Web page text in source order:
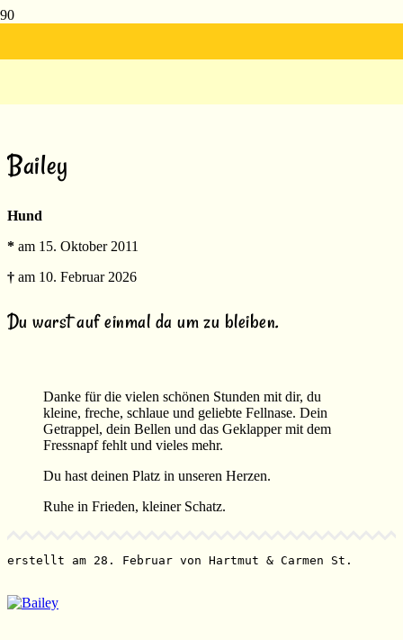
Bailey
Hund
* am 15. Oktober 2011
† am 10. Februar 2026
Du warst auf einmal da um zu bleiben.
Danke für die vielen schönen Stunden mit dir, du
kleine, freche, schlaue und geliebte Fellnase. Dein
Getrappel, dein Bellen und das Geklapper mit dem
Fressnapf fehlt und vieles mehr.
Du hast deinen Platz in unseren Herzen.
Ruhe in Frieden, kleiner Schatz.
erstellt am 28. Februar von Hartmut & Carmen St.